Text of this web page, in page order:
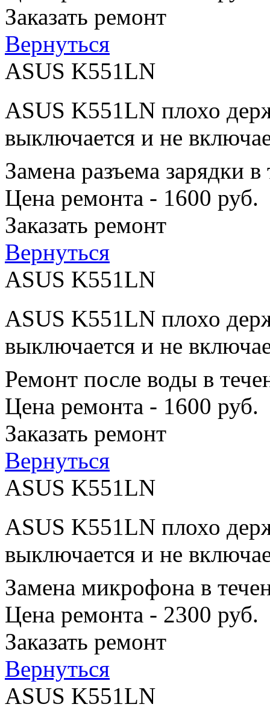
Заказать ремонт
Вернуться
ASUS K551LN
ASUS K551LN плохо
выключается и не
Замена разъема зарядки
Цена ремонта - 1600 руб.
Заказать ремонт
Вернуться
ASUS K551LN
ASUS K551LN плохо
выключается и не
Ремонт после воды в
Цена ремонта - 1600 руб.
Заказать ремонт
Вернуться
ASUS K551LN
ASUS K551LN плохо
выключается и не
Замена микрофона в
Цена ремонта - 2300 руб.
Заказать ремонт
Вернуться
ASUS K551LN